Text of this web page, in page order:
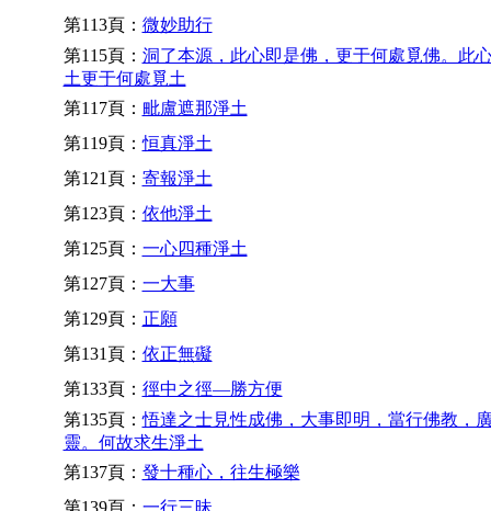
第113頁： 微妙助行
第115頁： 洞了本源，此心即是佛，更于何處覓佛。此
土更于何處覓土
第117頁： 毗盧遮那淨土
第119頁：恒真淨土
第121頁： 寄報淨土
第123頁： 依他淨土
第125頁： 一心四種淨土
第127頁： 一大事
第129頁： 正願
第131頁： 依正無礙
第133頁： 徑中之徑—勝方便
第135頁：悟達之士見性成佛，大事即明，當行佛教，
靈。何故求生淨土
第137頁： 發十種心，往生極樂
第139頁： 一行三昧